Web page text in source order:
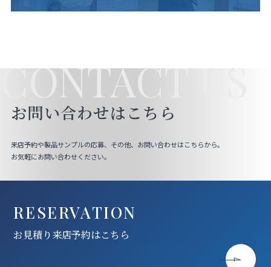
CONTACT US
お問い合わせはこちら
来店予約や製品サンプルの応募、その他、お問い合わせはこちらから。
お気軽にお問い合わせください。
RESERVATION
お見積り来店予約はこちら